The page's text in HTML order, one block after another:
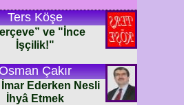
Ters Köşe
ve "İnce
İşçilik!"
Çakır
Ederken Nesli
İhyâ Etmek